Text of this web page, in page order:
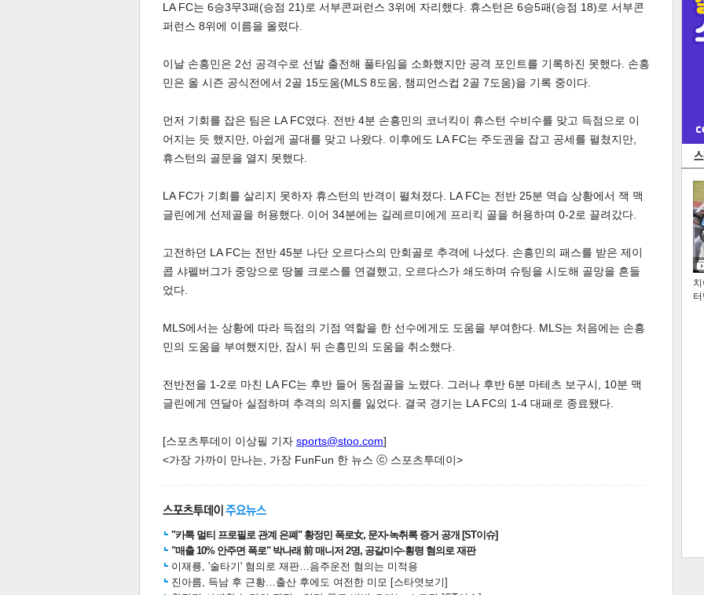
인
스북 터 공 공유 버블
달기
LA FC는 6승3무3패(승점 21)로 서부콘퍼런스 3위에 자리했다. 휴스턴은 6승5패(승점 18)로 서부콘
퍼런스 8위에 이름을 올렸다.
이날 손흥민은 2선 공격수로 선발 출전해 풀타임을 소화했지만 공격 포인트를 기록하진 못했다. 손흥
민은 올 시즌 공식전에서 2골 15도움(MLS 8도움, 챔피언스컵 2골 7도움)을 기록 중이다.
먼저 기회를 잡은 팀은 LA FC였다. 전반 4분 손흥민의 코너킥이 휴스턴 수비수를 맞고 득점으로 이
어지는 듯 했지만, 아쉽게 골대를 맞고 나왔다. 이후에도 LA FC는 주도권을 잡고 공세를 펼쳤지만,
휴스턴의 골문을 열지 못했다.
LA FC가 기회를 살리지 못하자 휴스턴의 반격이 펼쳐졌다. LA FC는 전반 25분 역습 상황에서 잭 맥
글린에게 선제골을 허용했다. 이어 34분에는 길레르미에게 프리킥 골을 허용하며 0-2로 끌려갔다.
고전하던 LA FC는 전반 45분 나단 오르다스의 만회골로 추격에 나섰다. 손흥민의 패스를 받은 제이
콥 샤펠버그가 중앙으로 땅볼 크로스를 연결했고, 오르다스가 쇄도하며 슈팅을 시도해 골망을 흔들
었다.
MLS에서는 상황에 따라 득점의 기점 역할을 한 선수에게도 도움을 부여한다. MLS는 처음에는 손흥
민의 도움을 부여했지만, 잠시 뒤 손흥민의 도움을 취소했다.
전반전을 1-2로 마친 LA FC는 후반 들어 동점골을 노렸다. 그러나 후반 6분 마테츠 보구시, 10분 맥
글린에게 연달아 실점하며 추격의 의지를 잃었다. 결국 경기는 LA FC의 1-4 대패로 종료됐다.
[스포츠투데이 이상필 기자 sports@stoo.com]
<가장 가까이 만나는, 가장 FunFun 한 뉴스 ⓒ 스포츠투데이>
"카톡 멀티 프로필로 관계 은폐" 황정민 폭로女, 문자·녹취록 증거 공개 [ST이슈]
"매출 10% 안주면 폭로" 박나래 前 매니저 2명, 공갈미수·횡령 혐의로 재판
이재룡, '술타기' 혐의로 재판…음주운전 혐의는 미적용
진아름, 득남 후 근황…출산 후에도 여전한 미모 [스타엿보기]